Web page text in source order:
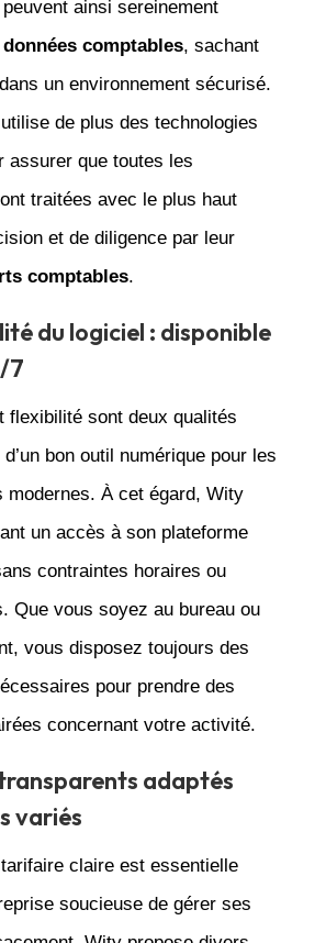
ainsi sereinement
données comptables, sachant
un environnement sécurisé.
de plus des technologies
assurer que toutes les
traitées avec le plus haut
et de diligence par leur
comptables.
du logiciel : disponible
7
flexibilité sont deux qualités
bon outil numérique pour les
modernes. À cet égard, Wity
un accès à son plateforme
contraintes horaires ou
Que vous soyez au bureau ou
vous disposez toujours des
pour prendre des
concernant votre activité.
adaptés
variés
claire est essentielle
soucieuse de gérer ses